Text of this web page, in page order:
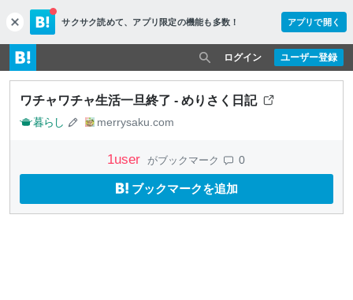
c
l
o
s
e
サクサク読めて、 アプリ限定の機能も多数！ アプリで開く
ユーザー登録
ログイン
ワチャワチャ生活一旦終了 - めりさく日記
暮らし merrysaku.com
1user がブックマーク 0
ブックマークを追加